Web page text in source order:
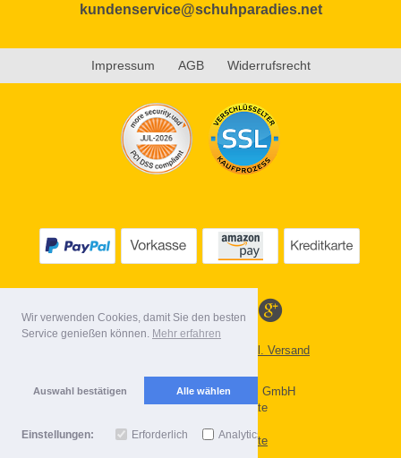
Wir verwenden Cookies, damit Sie den besten
Service genießen können. Mehr erfahren
Auswahl bestätigen Alle wählen
Einstellungen: Erforderlich Analytics
kundenservice@schuhparadies.net
Impressum AGB Widerrufsrecht
Alle Preise inkl. MwSt. evtl. zzgl. Versand
Copyright 2026 by Gebr. Röhl GmbH
Mobile Shop by Shopgate
Zur klassischen Webseite